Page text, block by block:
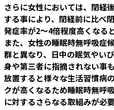
さらに女性においては、閉経
する事により、閉経前に比べ
発症率が2～4倍程度高くなる
また、女性の睡眠時無呼吸症
群と異なり、日中の眠気やい
身や第三者に指摘されない事も
放置すると様々な生活習慣病
クが高くなるため睡眠時無呼
に対するさらなる取組みが必要